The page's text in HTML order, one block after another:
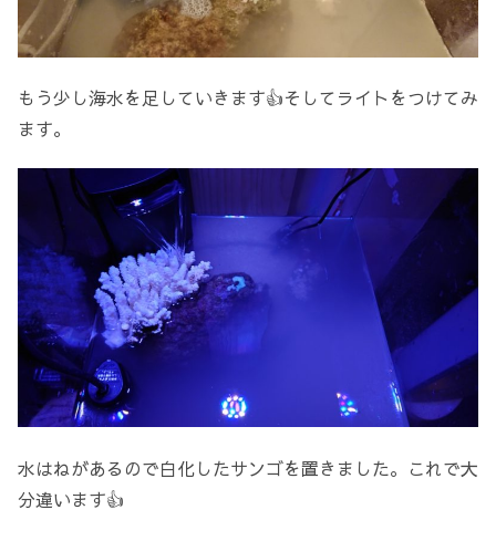
もう少し海水を足していきます👍そしてライトをつけてみ
ます。
水はねがあるので白化したサンゴを置きました。これで大
分違います👍